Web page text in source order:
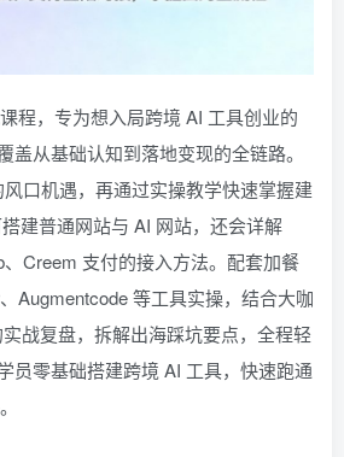
程，专为想入局跨境 AI 工具创业的
盖从基础认知到落地变现的全链路。
口机遇，再通过实操教学快速掌握建
建普通网站与 AI 网站，还会详解
Creem 支付的接入方法。配套加餐
Augmentcode 等工具实操，结合大咖
战复盘，拆解出海踩坑要点，全程轻
员零基础搭建跨境 AI 工具，快速跑通